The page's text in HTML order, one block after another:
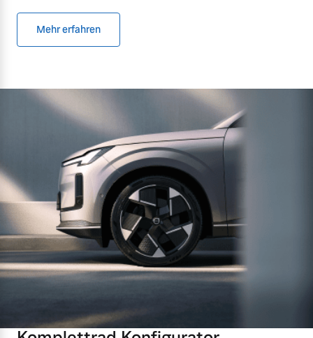
Mehr erfahren